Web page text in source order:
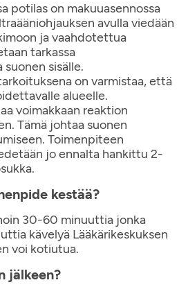
potilas on makuuasennossa
avulla viedään
ja vaahdotettua
tarkassa
suonen sisälle.
on varmistaa, että
alueelle.
voimakkaan reaktion
Tämä johtaa suonen
Toimenpiteen
jo ennalta hankittu 2-
kestää?
30-60 minuuttia jonka
kävelyä Lääkärikeskuksen
voi kotiutua.
jälkeen?